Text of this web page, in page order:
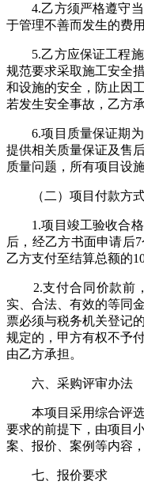
4.乙方须严格遵守当
于管理不善而发生的费
5.乙方应保证工程施
规范要求采取施工安全
和设施的安全，防止因
若发生安全事故，乙方
6.项目质量保证期为
提供相关质量保证及售
质量问题，所有项目设
（二）项目付款方
1.项目竣工验收合格
后，经乙方书面申请后
乙方支付至结算总额的
2.支付合同价款前，
实、合法、有效的等同
票必须与税务机关登记
规定的，甲方有权不予
由乙方承担。
六、采购评审办法
本项目采用综合评选
要求的前提下，由项目
案、报价、案例等内容
七、报价要求